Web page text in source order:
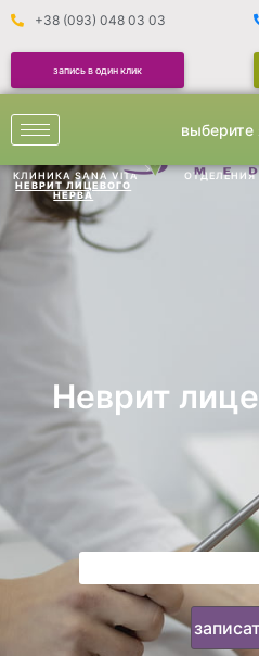
+38 (093) 048 03 03
запись в один клик
выберите
КЛИНИКА SANA VITA ОТДЕЛЕНИЯ
НЕВРИТ ЛИЦЕВОГО
НЕРВА
Неврит